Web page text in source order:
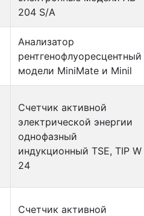
204 S/А
Анализатор
рентгенофлуоресцентный
модели MiniMate и Minil
Счетчик активной
электрической энергии
однофазный
индукционный TSE, TIP W
24
Счетчик активной